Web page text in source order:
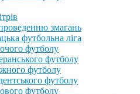
змагань
футбольна ліга
футболу
футболу
футболу
футболу
футболу